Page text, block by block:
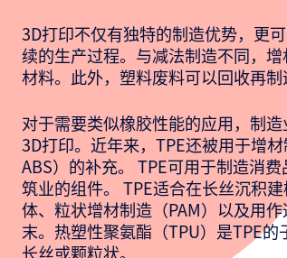
3D打印不仅有独特的制造优势，更
续的生产过程。与减法制造不同，
材料。此外，塑料废料可以回收再制
对于需要类似橡胶性能的应用，制
3D打印。近年来，TPE还被用于增
ABS）的补充。 TPE可用于制造消
筑业的组件。 TPE适合在长丝沉积
体、粒状增材制造（PAM）以及用
末。热塑性聚氨酯（TPU）是TPE
长丝或颗粒状。